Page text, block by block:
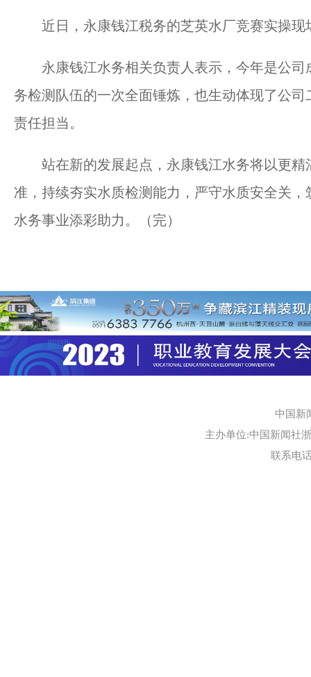
近日，永康钱江税务的芝英水厂竞赛实操现
永康钱江水务相关负责人表示，今年是公司
务检测队伍的一次全面锤炼，也生动体现了公
责任担当。
站在新的发展起点，永康钱江水务将以更精
准，持续夯实水质检测能力，严守水质安全关
水务事业添彩助力。（完）
中国新
主办单位:中国新闻社
联系电